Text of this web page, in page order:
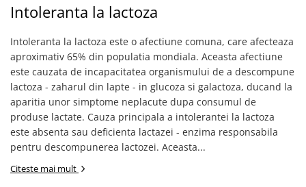
Intoleranta la lactoza
Intoleranta la lactoza este o afectiune comuna, care afecteaza
aproximativ 65% din populatia mondiala. Aceasta afectiune
este cauzata de incapacitatea organismului de a descompune
lactoza - zaharul din lapte - in glucoza si galactoza, ducand la
aparitia unor simptome neplacute dupa consumul de
produse lactate. Cauza principala a intolerantei la lactoza
este absenta sau deficienta lactazei - enzima responsabila
pentru descompunerea lactozei. Aceasta...
Citeste mai mult